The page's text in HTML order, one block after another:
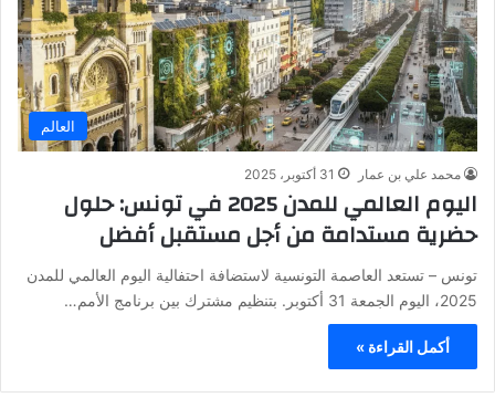
العالم
محمد علي بن عمار 31 أكتوبر، 2025
اليوم العالمي للمدن 2025 في تونس: حلول
حضرية مستدامة من أجل مستقبل أفضل
تونس – تستعد العاصمة التونسية لاستضافة احتفالية اليوم العالمي للمدن
2025، اليوم الجمعة 31 أكتوبر. بتنظيم مشترك بين برنامج الأمم…
أكمل القراءة »